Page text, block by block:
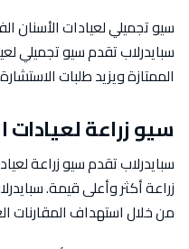
سيو تجميلي لعيادات الأسنان
سبايدرلاب تقدم سيو تجميلي
الممتازة ويزيد طلبات
سيو زراعة لعيادات
سبايدرلاب تقدم سيو زراعة
زراعة أكثر وأعلى قيمة.
من خلال استهداف المقارنات